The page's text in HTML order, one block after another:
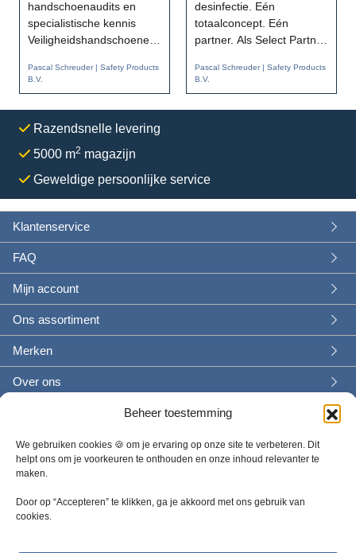
Beheer toestemming
We gebruiken cookies 🍪 om je ervaring op onze site te verbeteren. Dit
helpt ons om je voorkeuren te onthouden en onze inhoud relevanter te
maken.
Door op “Accepteren” te klikken, ga je akkoord met ons gebruik van
cookies.
handbescherming
handschoenaudits en
specialistische kennis
Veiligheidshandschoenen
specialistisc...
Pascal Schreuder | Safety Products
B.V.
Food Hygiene
desinfectie. Eén
totaalconcept. Eén
partner. Als Select Partner
Hygiene...
Pascal Schreuder | Safety Products
B.V.
Razendsnelle levering
5000 m2 magazijn
Geweldige persoonlijke service
Klantenservice
FAQ
Mijn account
Ons assortiment
Merken
Over ons